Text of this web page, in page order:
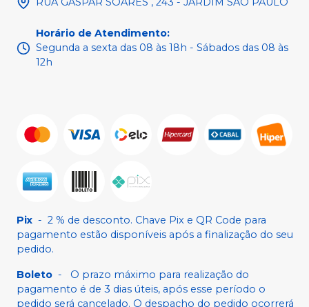
Horário de Atendimento:
Segunda a sexta das 08 às 18h - Sábados das 08 às
12h
Pix - 2 % de desconto. Chave Pix e QR Code para
pagamento estão disponíveis após a finalização do seu
pedido.
Boleto -
O prazo máximo para realização do
pagamento é de 3 dias úteis, após esse período o
pedido será cancelado. O despacho do pedido ocorrerá